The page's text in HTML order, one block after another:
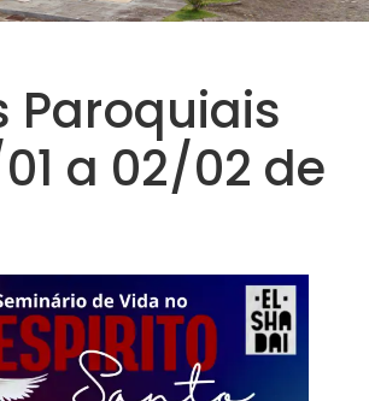
Paroquiais
a 02/02 de